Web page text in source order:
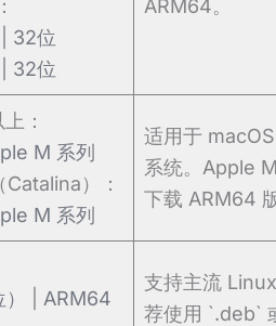
32位
32位
ARM64。
：
M 系列
Catalina）：
M 系列
适用于 macOS
系统。Apple
下载 ARM64
ARM64
支持主流
荐使用 `.deb`